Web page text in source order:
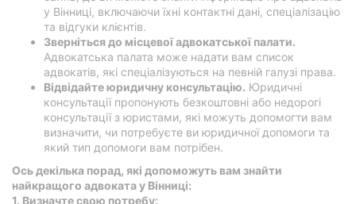
у Вінниці, включаючи їхні контактні дані, спеціалізацію
та відгуки клієнтів.
Зверніться до місцевої адвокатської палати.
Адвокатська палата може надати вам список
адвокатів, які спеціалізуються на певній галузі права.
Відвідайте юридичну консультацію. Юридичні
консультації пропонують безкоштовні або недорогі
консультації з юристами, які можуть допомогти вам
визначити, чи потребуєте ви юридичної допомоги та
який тип допомоги вам потрібен.
Ось декілька порад, які допоможуть вам знайти
найкращого адвоката у Вінниці:
1. Визначте свою потребу: